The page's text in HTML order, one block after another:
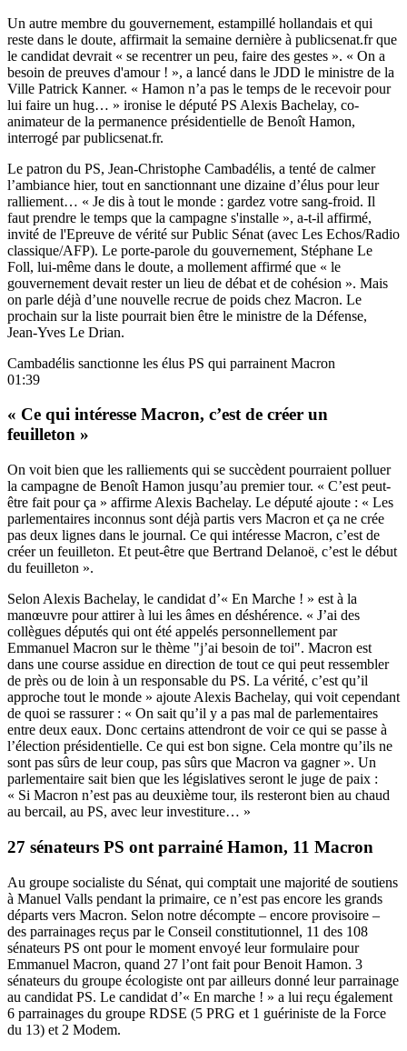
Un autre membre du gouvernement, estampillé hollandais et qui
reste dans le doute, affirmait la semaine dernière à publicsenat.fr que
le candidat devrait « se recentrer un peu, faire des gestes ». « On a
besoin de preuves d'amour ! », a lancé dans le JDD le ministre de la
Ville Patrick Kanner. « Hamon n’a pas le temps de le recevoir pour
lui faire un hug… » ironise le député PS Alexis Bachelay, co-
animateur de la permanence présidentielle de Benoît Hamon,
interrogé par publicsenat.fr.
Le patron du PS, Jean-Christophe Cambadélis, a tenté de calmer
l’ambiance hier, tout en sanctionnant une dizaine d’élus pour leur
ralliement… « Je dis à tout le monde : gardez votre sang-froid. Il
faut prendre le temps que la campagne s'installe », a-t-il affirmé,
invité de l'Epreuve de vérité sur Public Sénat (avec Les Echos/Radio
classique/AFP). Le porte-parole du gouvernement, Stéphane Le
Foll, lui-même dans le doute, a mollement affirmé que « le
gouvernement devait rester un lieu de débat et de cohésion ». Mais
on parle déjà d’une nouvelle recrue de poids chez Macron. Le
prochain sur la liste pourrait bien être le ministre de la Défense,
Jean-Yves Le Drian.
Cambadélis sanctionne les élus PS qui parrainent Macron
01:39
« Ce qui intéresse Macron, c’est de créer un
feuilleton »
On voit bien que les ralliements qui se succèdent pourraient polluer
la campagne de Benoît Hamon jusqu’au premier tour. « C’est peut-
être fait pour ça » affirme Alexis Bachelay. Le député ajoute : « Les
parlementaires inconnus sont déjà partis vers Macron et ça ne crée
pas deux lignes dans le journal. Ce qui intéresse Macron, c’est de
créer un feuilleton. Et peut-être que Bertrand Delanoë, c’est le début
du feuilleton ».
Selon Alexis Bachelay, le candidat d’« En Marche ! » est à la
manœuvre pour attirer à lui les âmes en déshérence. « J’ai des
collègues députés qui ont été appelés personnellement par
Emmanuel Macron sur le thème "j’ai besoin de toi". Macron est
dans une course assidue en direction de tout ce qui peut ressembler
de près ou de loin à un responsable du PS. La vérité, c’est qu’il
approche tout le monde » ajoute Alexis Bachelay, qui voit cependant
de quoi se rassurer : « On sait qu’il y a pas mal de parlementaires
entre deux eaux. Donc certains attendront de voir ce qui se passe à
l’élection présidentielle. Ce qui est bon signe. Cela montre qu’ils ne
sont pas sûrs de leur coup, pas sûrs que Macron va gagner ». Un
parlementaire sait bien que les législatives seront le juge de paix :
« Si Macron n’est pas au deuxième tour, ils resteront bien au chaud
au bercail, au PS, avec leur investiture… »
27 sénateurs PS ont parrainé Hamon, 11 Macron
Au groupe socialiste du Sénat, qui comptait une majorité de soutiens
à Manuel Valls pendant la primaire, ce n’est pas encore les grands
départs vers Macron. Selon notre décompte – encore provisoire –
des parrainages reçus par le Conseil constitutionnel, 11 des 108
sénateurs PS ont pour le moment envoyé leur formulaire pour
Emmanuel Macron, quand 27 l’ont fait pour Benoit Hamon. 3
sénateurs du groupe écologiste ont par ailleurs donné leur parrainage
au candidat PS. Le candidat d’« En marche ! » a lui reçu également
6 parrainages du groupe RDSE (5 PRG et 1 guériniste de la Force
du 13) et 2 Modem.